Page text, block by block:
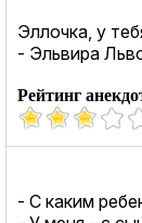
Эллочка, у
- Эльвира
Рейтинг
- С каким